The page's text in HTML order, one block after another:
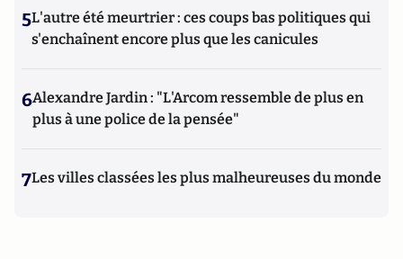
5L'autre été meurtrier : ces coups bas politiques qui
s'enchaînent encore plus que les canicules
6Alexandre Jardin : "L'Arcom ressemble de plus en
plus à une police de la pensée"
7Les villes classées les plus malheureuses du monde